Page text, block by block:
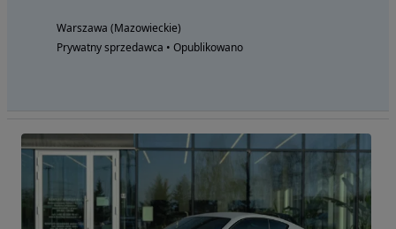
Warszawa (Mazowieckie)
Prywatny sprzedawca • Opublikowano